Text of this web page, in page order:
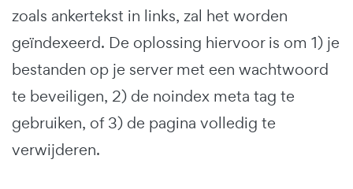
zoals ankertekst in links, zal het worden
geïndexeerd. De oplossing hiervoor is om 1) je
bestanden op je server met een wachtwoord
te beveiligen, 2) de noindex meta tag te
gebruiken, of 3) de pagina volledig te
verwijderen.